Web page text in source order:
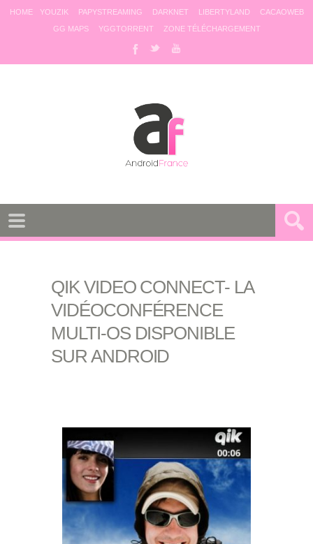
HOME YOUZIK PAPYSTREAMING DARKNET LIBERTYLAND
CACAOWEB
GG MAPS
YGGTORRENT ZONE TÉLÉCHARGEMENT
QIK VIDEO CONNECT- LA
VIDÉOCONFÉRENCE
MULTI-OS DISPONIBLE
SUR ANDROID